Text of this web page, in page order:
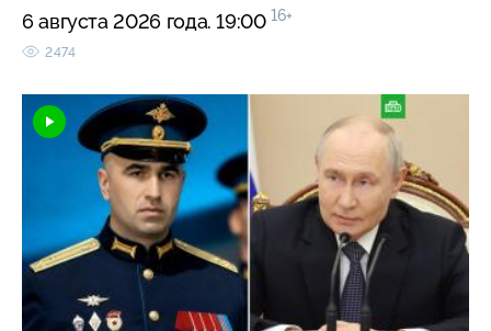
6 августа 2026 года. 19:00 16+
2474